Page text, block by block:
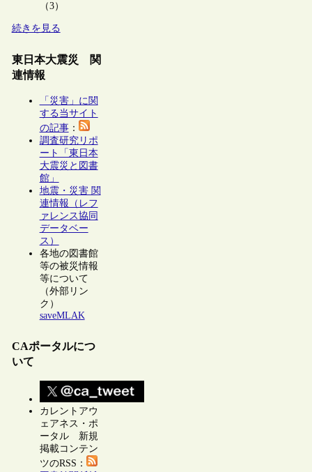
（3）
続きを見る
東日本大震災 関
連情報
「災害」に関
する当サイト
の記事：
調査研究リポ
ート「東日本
大震災と図書
館」
地震・災害 関
連情報（レフ
ァレンス協同
データベー
ス）
各地の図書館
等の被災情報
等について
（外部リン
ク）
saveMLAK
CAポータルにつ
いて
カレントアウ
ェアネス・ポ
ータル 新規
掲載コンテン
ツのRSS：